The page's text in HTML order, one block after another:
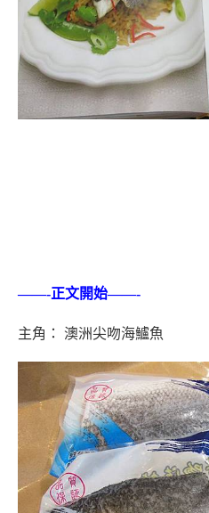
——-正文開始——-
主角： 澳洲尖吻海鱸魚